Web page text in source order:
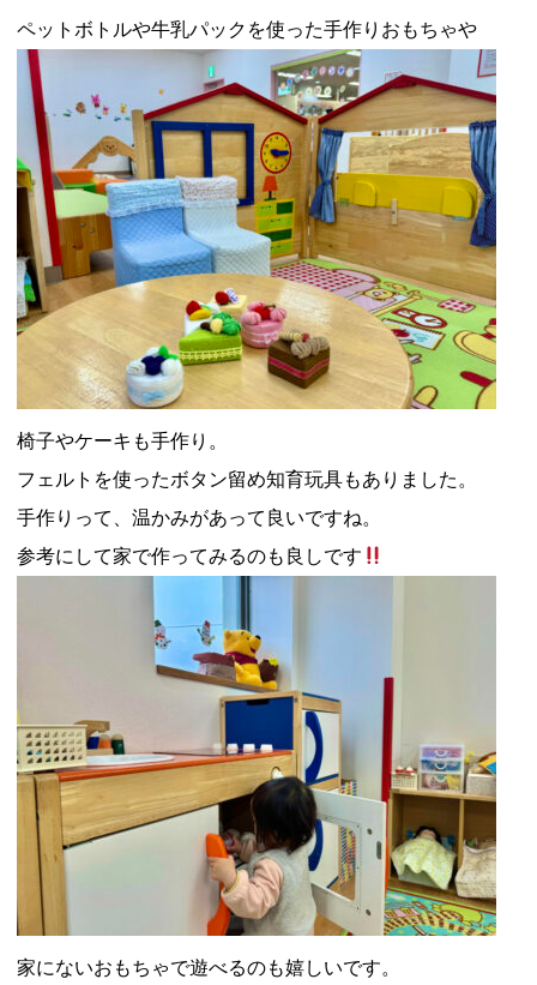
ペットボトルや牛乳パックを使った手作りおもちゃや
椅子やケーキも手作り。
フェルトを使ったボタン留め知育玩具もありました。
手作りって、温かみがあって良いですね。
参考にして家で作ってみるのも良しです
家にないおもちゃで遊べるのも嬉しいです。